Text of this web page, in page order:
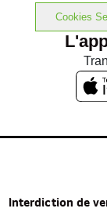
Cookies
Interdiction de